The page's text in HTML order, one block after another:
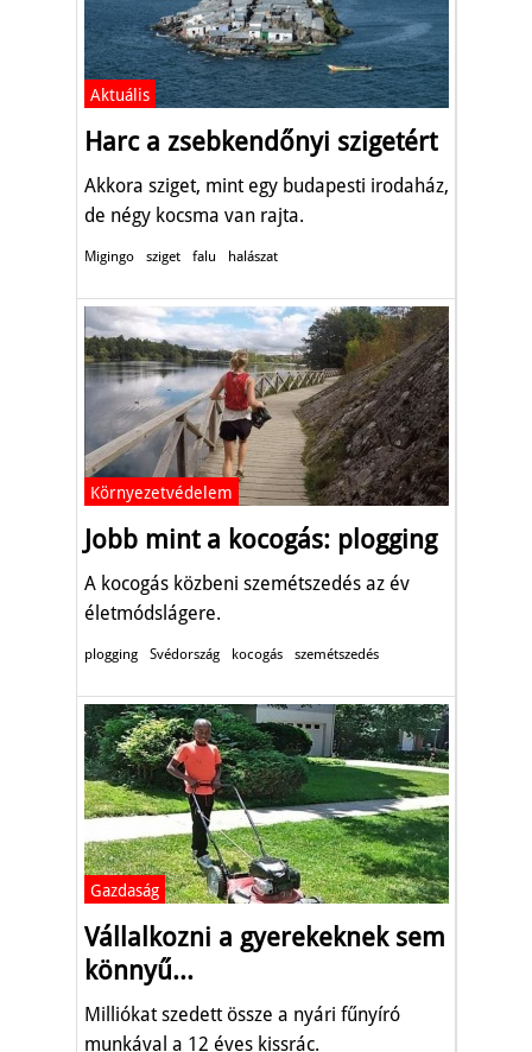
Aktuális
Harc a zsebkendőnyi szigetért
Akkora sziget, mint egy budapesti irodaház,
de négy kocsma van rajta.
Migingo sziget falu halászat
Környezetvédelem
Jobb mint a kocogás: plogging
A kocogás közbeni szemétszedés az év
életmódslágere.
plogging Svédország kocogás szemétszedés
Gazdaság
Vállalkozni a gyerekeknek sem
könnyű...
Milliókat szedett össze a nyári fűnyíró
munkával a 12 éves kissrác.